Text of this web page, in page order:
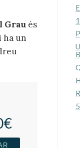
Grau és
ha un